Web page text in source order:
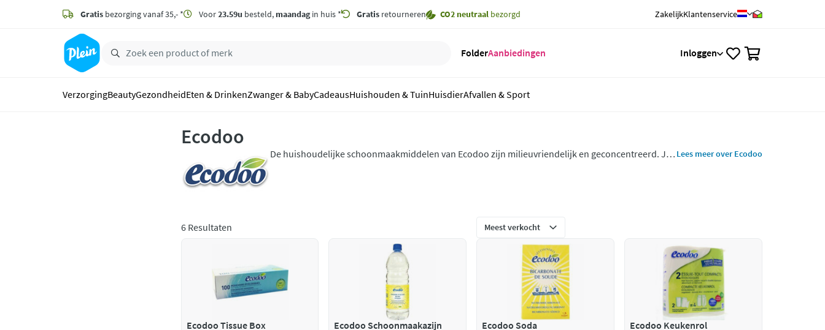
zoeken
hoofdinhoud
Gratis bezorging vanaf 35,- * Voor23.59u besteld, maandagin huis * Gratis retourneren CO2 neutraal bezorgd ZakelijkKlantenservice
FolderAanbiedingen Inloggen
VerzorgingBeautyGezondheidEten & DrinkenZwanger & BabyCadeausHuishouden & TuinHuisdierAfvallen & Sport
Ecodoo
De huishoudelijke schoonmaakmiddelen van Ecodoo zijn milieuvriendelijk en geconcentreerd. Je Lees meer over Ecodoo
6 Resultaten
Ecodoo Tissue Box Ecodoo Schoonmaakazijn Ecodoo Soda Ecodoo Keukenrol